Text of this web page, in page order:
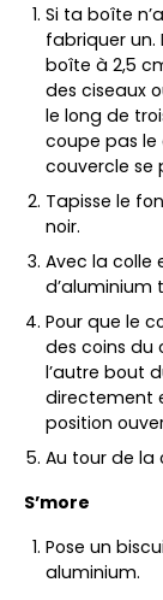
Si ta boîte
fabriquer un.
boîte à 2,5
des ciseaux
le long de
coupe pas le
couvercle se
Tapisse le
noir.
Avec la colle
d’aluminium
Pour que le
des coins du
l’autre bout
directement
position
Au tour de la
S’more
Pose un
aluminium.